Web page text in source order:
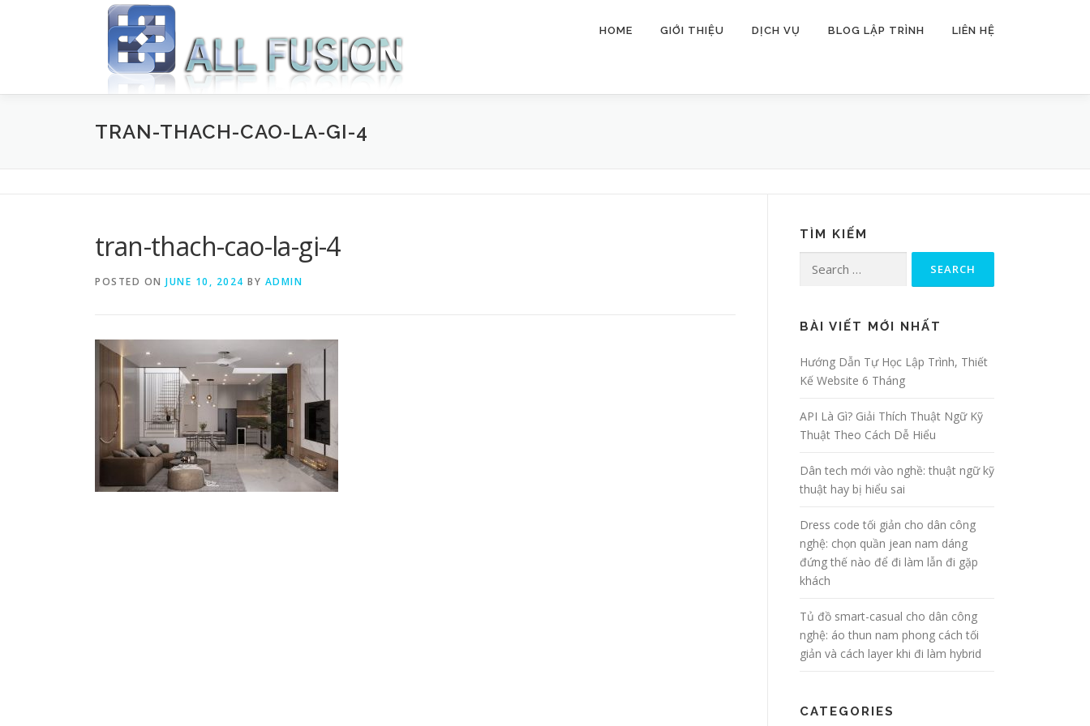
HOME GIỚI THIỆU DỊCH VỤ BLOG LẬP TRÌNH LIÊN HỆ
TRAN-THACH-CAO-LA-GI-4
tran-thach-cao-la-gi-4
POSTED ON JUNE 10, 2024 BY ADMIN
TÌM KIẾM
Search for:
BÀI VIẾT MỚI NHẤT
Hướng Dẫn Tự Học Lập Trình, Thiết
Kế Website 6 Tháng
API Là Gì? Giải Thích Thuật Ngữ Kỹ
Thuật Theo Cách Dễ Hiểu
Dân tech mới vào nghề: thuật ngữ kỹ
thuật hay bị hiểu sai
Dress code tối giản cho dân công
nghệ: chọn quần jean nam dáng
đứng thế nào để đi làm lẫn đi gặp
khách
Tủ đồ smart-casual cho dân công
nghệ: áo thun nam phong cách tối
giản và cách layer khi đi làm hybrid
CATEGORIES